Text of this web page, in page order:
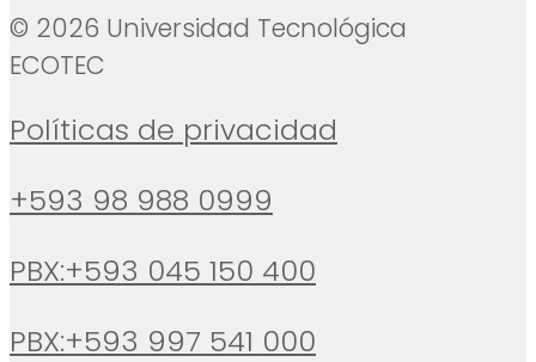
© 2026 Universidad Tecnológica
ECOTEC
Políticas de privacidad
+593 98 988 0999
PBX:+593 045 150 400
PBX:+593 997 541 000